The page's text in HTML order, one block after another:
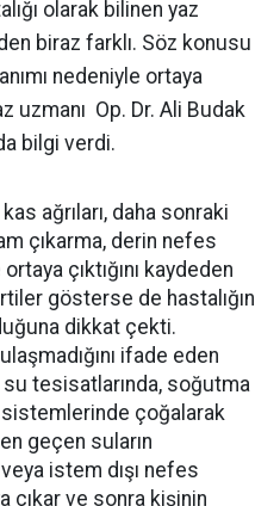
olarak bilinen yaz
biraz farklı. Söz konusu
nedeniyle ortaya
uzmanı Op. Dr. Ali Budak
bilgi verdi.
ağrıları, daha sonraki
çıkarma, derin nefes
çıktığını kaydeden
gösterse de hastalığın
dikkat çekti.
ifade eden
tesisatlarında, soğutma
sistemlerinde çoğalarak
geçen suların
istem dışı nefes
çıkar ve sonra kişinin